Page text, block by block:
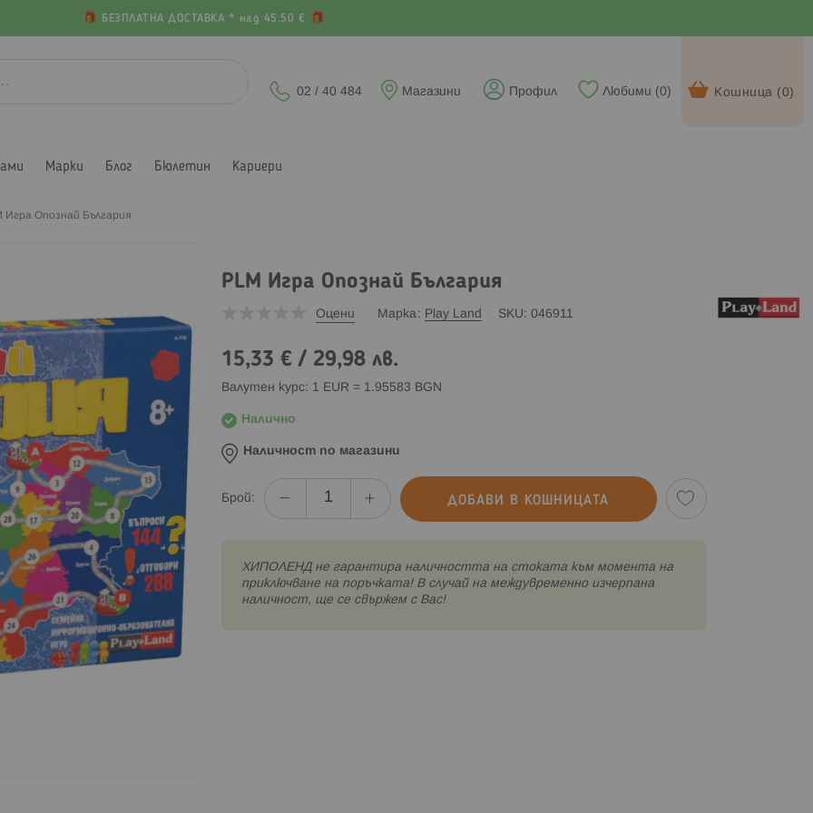
БЕЗПЛАТНА ДОСТАВКА * над 45.50 €
Кошница (0)
Любими (0)
Профил
Магазини
02 / 40 484
Марки Блог Бюлетин Кариери
Игра Опознай България
PLM Игра Опознай България
Оцени Марка Play Land SKU 046911
15,33 €/ 29,98 лв.
Валутен курс: 1 EUR = 1.95583 BGN
Налично
Наличност по магазини
Брой: ДОБАВИ В КОШНИЦАТА
XИПОЛЕНД не гарантира наличността на стоката към момента на
приключване на поръчката! В случай на междувременно изчерпана
наличност, ще се свържем с Вас!